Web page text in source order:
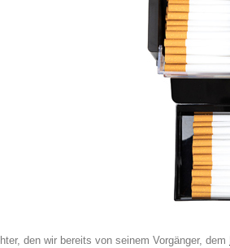
den wir bereits von seinem Vorgänger, dem